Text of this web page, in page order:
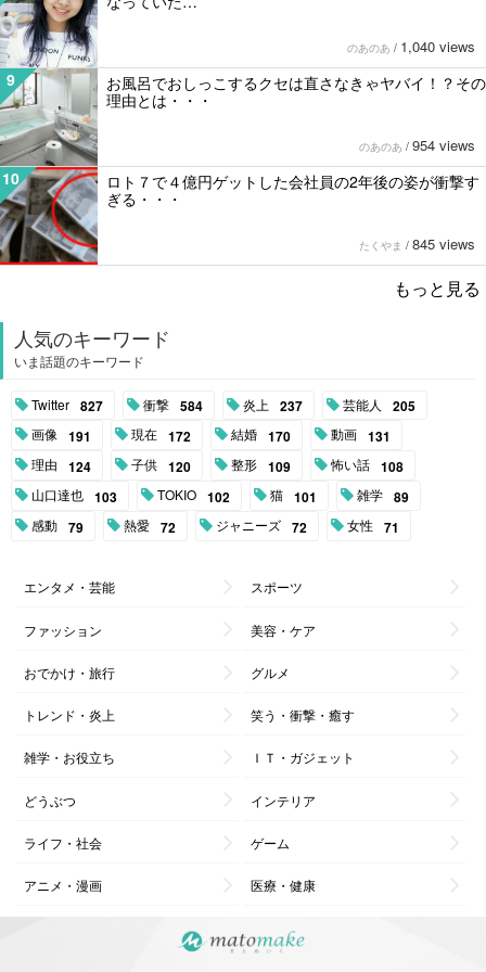
のあのあ / 1,040 views
9
お風呂でおしっこするクセは直さなきゃヤバイ！？その
理由とは・・・
のあのあ / 954 views
10
ロト７で４億円ゲットした会社員の2年後の姿が衝撃す
ぎる・・・
たくやま / 845 views
もっと見る
人気のキーワード
いま話題のキーワード
Twitter 827 衝撃 584 炎上 237 芸能人 205
画像 191 現在 172 結婚 170 動画 131
理由 124 子供 120 整形 109 怖い話 108
山口達也 103 TOKIO 102 猫 101 雑学 89
感動 79 熱愛 72 ジャニーズ 72 女性 71
エンタメ・芸能 スポーツ
ファッション 美容・ケア
おでかけ・旅行 グルメ
トレンド・炎上 笑う・衝撃・癒す
雑学・お役立ち ＩＴ・ガジェット
どうぶつ インテリア
ライフ・社会 ゲーム
アニメ・漫画 医療・健康